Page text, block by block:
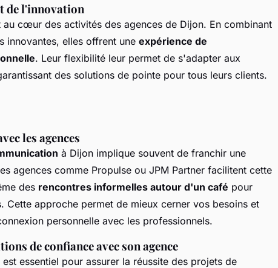
de l'innovation
au cœur des activités des agences de Dijon. En combinant
innovantes, elles offrent une expérience de
. Leur flexibilité leur permet de s'adapter aux
des solutions de pointe pour tous leurs clients.
les agences
à Dijon implique souvent de franchir une
agences comme Propulse ou JPM Partner facilitent cette
des rencontres informelles autour d'un café pour
Cette approche permet de mieux cerner vos besoins et
personnelle avec les professionnels.
de confiance avec son agence
essentiel pour assurer la réussite des projets de